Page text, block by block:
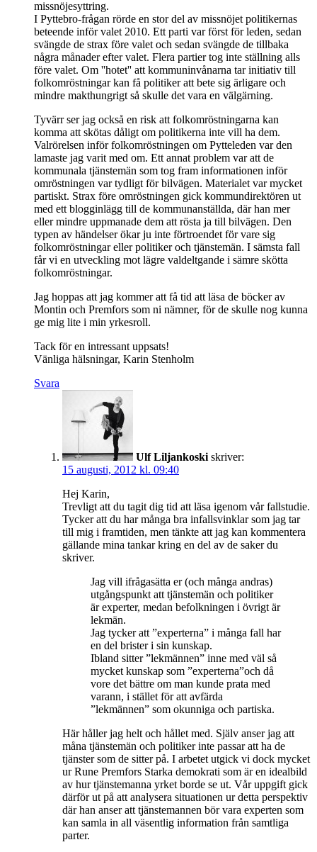
missnöjesyttring.
I Pyttebro-frågan rörde en stor del av missnöjet politikernas
beteende inför valet 2010. Ett parti var först för leden, sedan
svängde de strax före valet och sedan svängde de tillbaka
några månader efter valet. Flera partier tog inte ställning alls
före valet. Om ''hotet'' att kommuninvånarna tar initiativ till
folkomröstningar kan få politiker att bete sig ärligare och
mindre makthungrigt så skulle det vara en välgärning.
Tyvärr ser jag också en risk att folkomröstningarna kan
komma att skötas dåligt om politikerna inte vill ha dem.
Valrörelsen inför folkomröstningen om Pytteleden var den
lamaste jag varit med om. Ett annat problem var att de
kommunala tjänstemän som tog fram informationen inför
omröstningen var tydligt för bilvägen. Materialet var mycket
partiskt. Strax före omröstningen gick kommundirektören ut
med ett blogginlägg till de kommunanställda, där han mer
eller mindre uppmanade dem att rösta ja till bilvägen. Den
typen av händelser ökar ju inte förtroendet för vare sig
folkomröstningar eller politiker och tjänstemän. I sämsta fall
får vi en utveckling mot lägre valdeltgande i sämre skötta
folkomröstningar.
Jag hoppas att jag kommer att få tid att läsa de böcker av
Montin och Premfors som ni nämner, för de skulle nog kunna
ge mig lite i min yrkesroll.
Tack för en intressant uppsats!
Vänliga hälsningar, Karin Stenholm
Svara
Ulf Liljankoski skriver:
15 augusti, 2012 kl. 09:40
Hej Karin,
Trevligt att du tagit dig tid att läsa igenom vår fallstudie.
Tycker att du har många bra infallsvinklar som jag tar
till mig i framtiden, men tänkte att jag kan kommentera
gällande mina tankar kring en del av de saker du
skriver.
Jag vill ifrågasätta er (och många andras)
utgångspunkt att tjänstemän och politiker
är experter, medan befolkningen i övrigt är
lekmän.
Jag tycker att ”experterna” i många fall har
en del brister i sin kunskap.
Ibland sitter ”lekmännen” inne med väl så
mycket kunskap som ”experterna”och då
vore det bättre om man kunde prata med
varann, i stället för att avfärda
”lekmännen” som okunniga och partiska.
Här håller jag helt och hållet med. Själv anser jag att
måna tjänstemän och politiker inte passar att ha de
tjänster som de sitter på. I arbetet utgick vi dock mycket
ur Rune Premfors Starka demokrati som är en idealbild
av hur tjänstemanna yrket borde se ut. Vår uppgift gick
därför ut på att analysera situationen ur detta perspektiv
där han anser att tjänstemannen bör vara experten som
kan samla in all väsentlig information från samtliga
parter.